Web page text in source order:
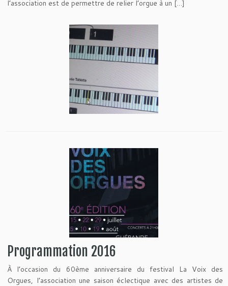
l’association est de permettre de relier l’orgue à un […]
Programmation 2016
À l’occasion du 60ème anniversaire du festival La Voix des
Orgues, l’association une saison éclectique avec des artistes de